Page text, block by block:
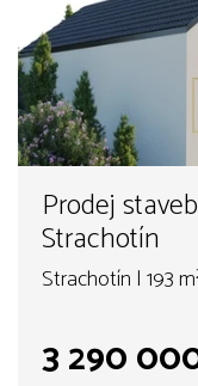
Prodej
Strachotín
Strachotín | 193
3 290